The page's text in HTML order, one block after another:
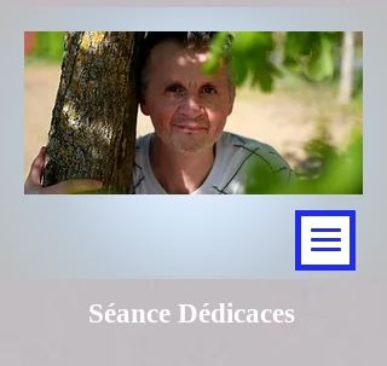
Séance Dédicaces